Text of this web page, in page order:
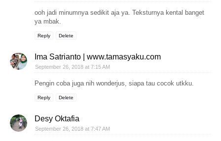
ooh jadi minumnya sedikit aja ya. Teksturnya kental banget
ya mbak.
Reply Delete
Ima Satrianto | www.tamasyaku.com
September 26, 2018 at 7:15 AM
Pengin coba juga nih wonderjus, siapa tau cocok utkku.
Reply Delete
Desy Oktafia
September 26, 2018 at 7:47 AM